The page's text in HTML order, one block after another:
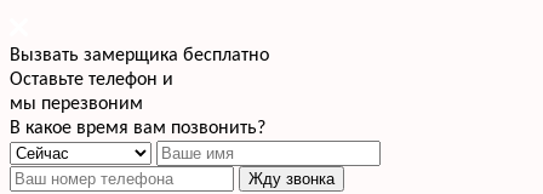
Вызвать замерщика бесплатно
Оставьте телефон и
мы перезвоним
В какое время вам позвонить?
Жду звонка